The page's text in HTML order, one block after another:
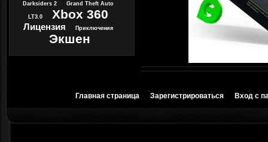
Darksiders 2
Grand Theft Auto
LT3.0 Xbox 360
Лицензия Приключения
Экшен
Главная страница Зарегистрироваться Вход с